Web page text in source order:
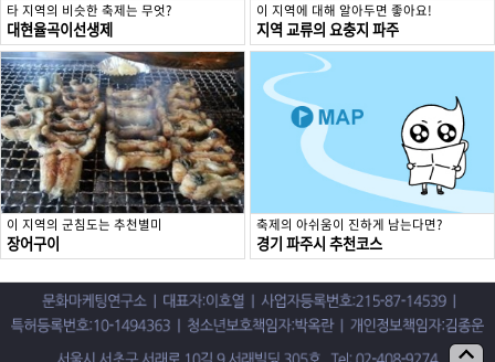
타 지역의 비슷한 축제는 무엇?
대현율곡이선생제
이 지역에 대해 알아두면 좋아요!
지역 교류의 요충지 파주
이 지역의 군침도는 추천별미
장어구이
축제의 아쉬움이 진하게 남는다면?
경기 파주시 추천코스